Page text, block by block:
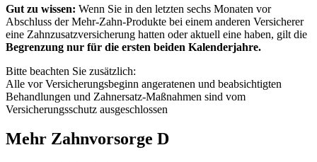
Gut zu wissen: Wenn Sie in den letzten sechs Monaten vor
Abschluss der Mehr-Zahn-Produkte bei einem anderen Versicherer
eine Zahnzusatzversicherung hatten oder aktuell eine haben, gilt die
Begrenzung nur für die ersten beiden Kalenderjahre.
Bitte beachten Sie zusätzlich:
Alle vor Versicherungsbeginn angeratenen und beabsichtigten
Behandlungen und Zahnersatz-Maßnahmen sind vom
Versicherungsschutz ausgeschlossen
Mehr Zahnvorsorge D